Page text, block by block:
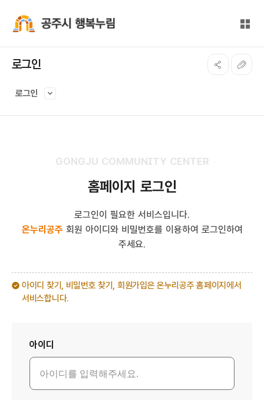
전체
로그인
로그인
GONGJU COMMUNITY CENTER
홈페이지 로그인
로그인이 필요한 서비스입니다.
온누리공주 회원 아이디와 비밀번호를 이용하여 로그인하여
주세요.
아이디 찾기, 비밀번호 찾기, 회원가입은 온누리공주 홈페이지에서
서비스합니다.
아이디